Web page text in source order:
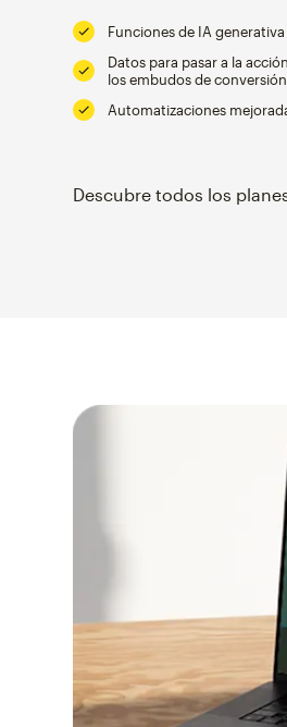
Funciones de IA generativa
Datos para pasar a la
los embudos de conversión
Automatizaciones
Descubre todos los